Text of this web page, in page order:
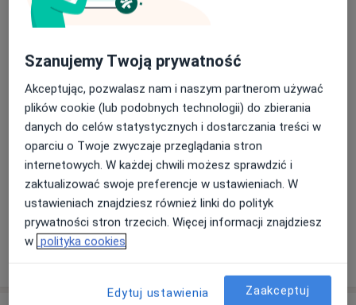
Maciej Kula
Stomatolog
6 opinii
Kopernika 17, Wieluń• Mapa
Gabinet Lekarski
Poproś o wizytę
Szanujemy Twoją prywatność
Akceptując, pozwalasz nam i naszym partnerom używać
plików cookie (lub podobnych technologii) do zbierania
danych do celów statystycznych i dostarczania treści w
oparciu o Twoje zwyczaje przeglądania stron
internetowych. W każdej chwili możesz sprawdzić i
zaktualizować swoje preferencje w ustawieniach. W
ustawieniach znajdziesz również linki do polityk
prywatności stron trzecich. Więcej informacji znajdziesz
w polityka cookies
Edytuj ustawienia Zaakceptuj